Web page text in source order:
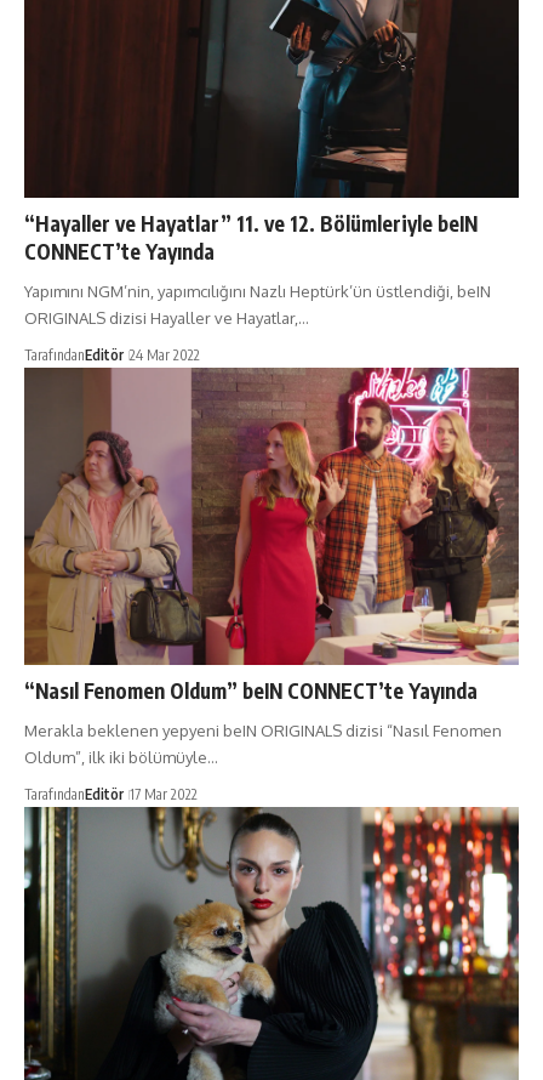
“Hayaller ve Hayatlar” 11. ve 12. Bölümleriyle beIN
CONNECT’te Yayında
Yapımını NGM’nin, yapımcılığını Nazlı Heptürk’ün üstlendiği, beIN
ORIGINALS dizisi Hayaller ve Hayatlar,…
TarafındanEditör 24 Mar 2022
“Nasıl Fenomen Oldum” beIN CONNECT’te Yayında
Merakla beklenen yepyeni beIN ORIGINALS dizisi “Nasıl Fenomen
Oldum”, ilk iki bölümüyle…
TarafındanEditör 17 Mar 2022